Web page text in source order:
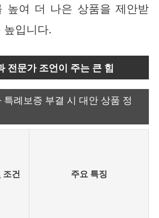
높여 더 나은 상품을 제안받
높입니다.
전문가 조언이 주는 큰 힘
특례보증 부결 시 대안 상품 정
조건 주요 특징